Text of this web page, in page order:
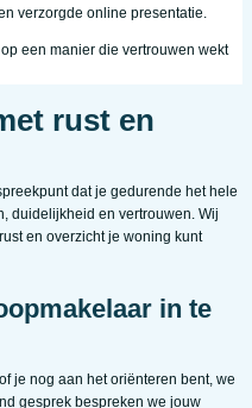
verzorgde online presentatie.
een manier die vertrouwen wekt
rust en
dat je gedurende het hele
duidelijkheid en vertrouwen. Wij
en overzicht je woning kunt
in te
je nog aan het oriënteren bent, we
gesprek bespreken we jouw